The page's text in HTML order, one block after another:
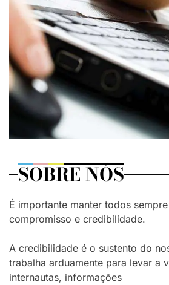
SOBRE NÓS
É importante manter todos
compromisso e credibilidade.
A credibilidade é o sustento do
trabalha arduamente para levar a
internautas, informações